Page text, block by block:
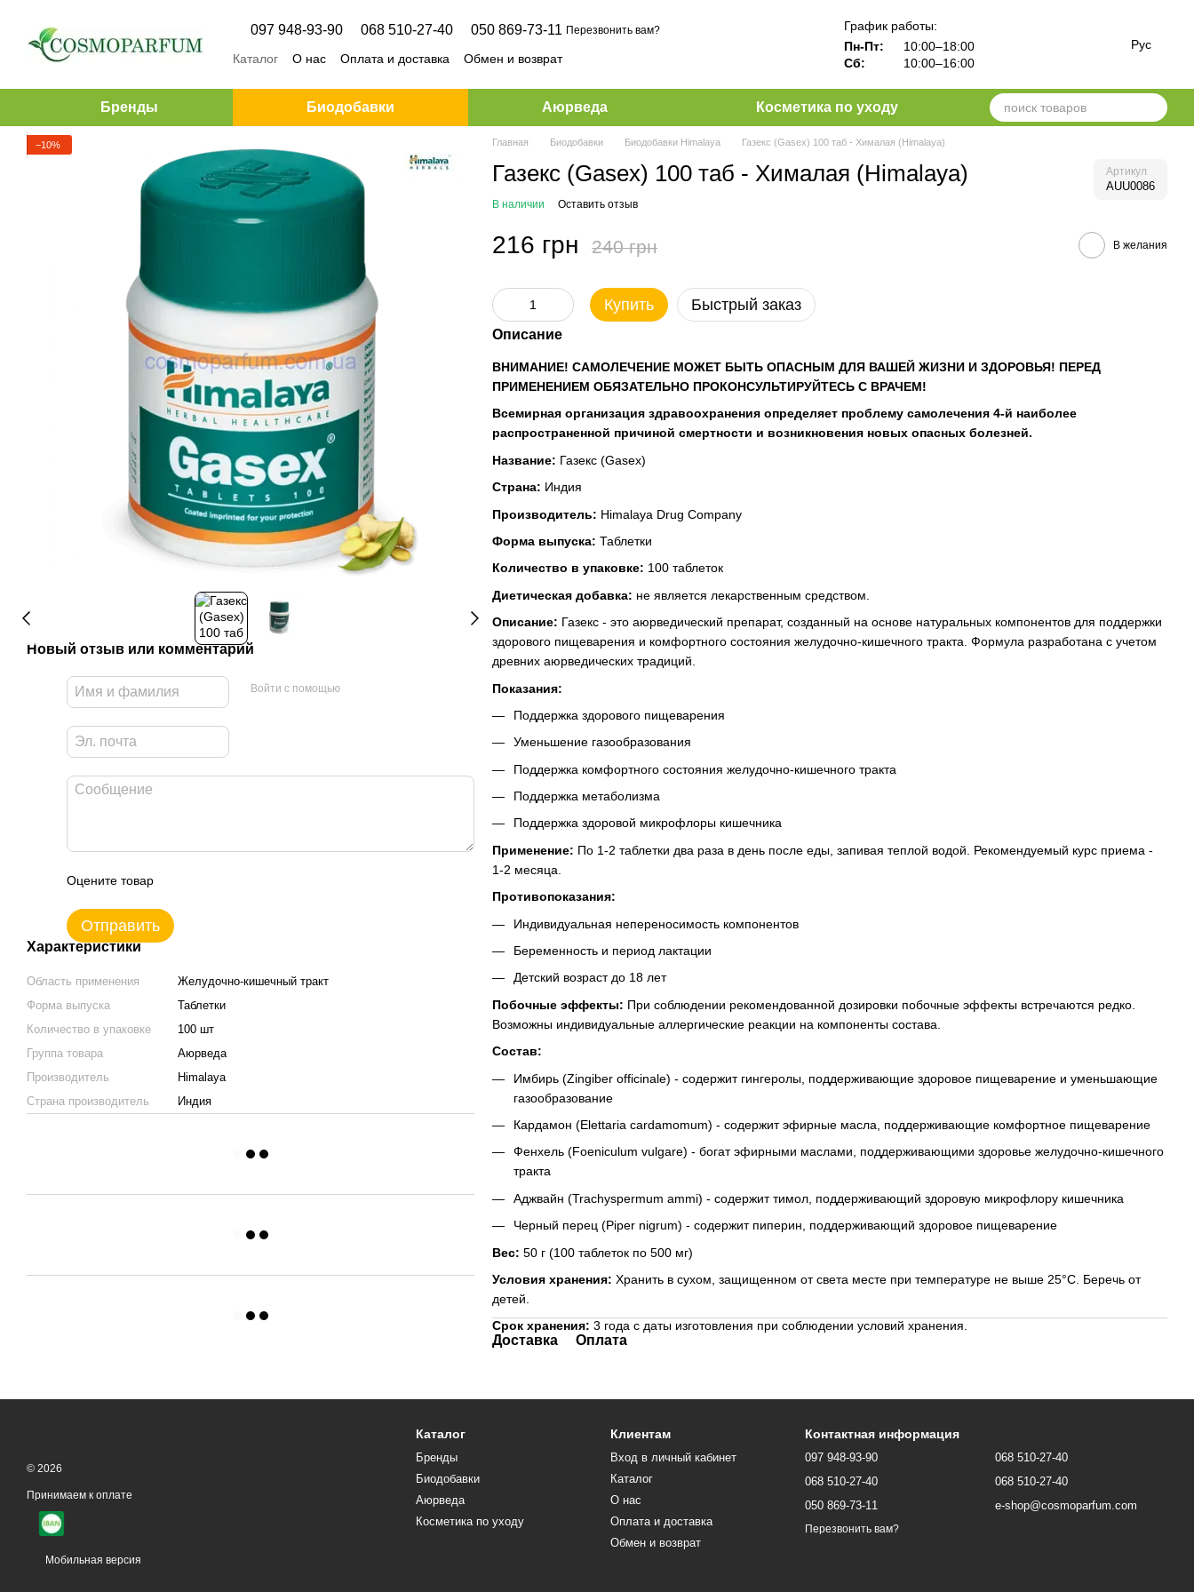
097 948-93-90 068 510-27-40 050 869-73-11 Перезвонить вам?
Каталог О нас Оплата и доставка Обмен и возврат
График работы:
Пн-Пт:
10:00–18:00
Сб:
10:00–16:00
Рус
Бренды Биодобавки Аюрведа Косметика по уходу
−10%
Новый отзыв или комментарий
Войти с помощью
Оцените товар
Отправить
Характеристики
Область применения
Желудочно-кишечный тракт
Форма выпуска
Таблетки
Количество в упаковке
100 шт
Группа товара
Аюрведа
Производитель
Himalaya
Страна производитель
Индия
Главная Биодобавки Биодобавки Himalaya Газекс (Gasex) 100 таб - Хималая (Himalaya)
Газекс (Gasex) 100 таб - Хималая (Himalaya) Артикул
AUU0086
В наличии Оставить отзыв
216 грн 240 грн В желания
Купить Быстрый заказ
Описание
ВНИМАНИЕ! САМОЛЕЧЕНИЕ МОЖЕТ БЫТЬ ОПАСНЫМ ДЛЯ ВАШЕЙ ЖИЗНИ И ЗДОРОВЬЯ! ПЕРЕД
ПРИМЕНЕНИЕМ ОБЯЗАТЕЛЬНО ПРОКОНСУЛЬТИРУЙТЕСЬ С ВРАЧЕМ!
Всемирная организация здравоохранения определяет проблему самолечения 4-й наиболее
распространенной причиной смертности и возникновения новых опасных болезней.
Название: Газекс (Gasex)
Страна: Индия
Производитель: Himalaya Drug Company
Форма выпуска: Таблетки
Количество в упаковке: 100 таблеток
Диетическая добавка: не является лекарственным средством.
Описание: Газекс - это аюрведический препарат, созданный на основе натуральных компонентов для поддержки
здорового пищеварения и комфортного состояния желудочно-кишечного тракта. Формула разработана с учетом
древних аюрведических традиций.
Показания:
Поддержка здорового пищеварения
Уменьшение газообразования
Поддержка комфортного состояния желудочно-кишечного тракта
Поддержка метаболизма
Поддержка здоровой микрофлоры кишечника
Применение: По 1-2 таблетки два раза в день после еды, запивая теплой водой. Рекомендуемый курс приема -
1-2 месяца.
Противопоказания:
Индивидуальная непереносимость компонентов
Беременность и период лактации
Детский возраст до 18 лет
Побочные эффекты: При соблюдении рекомендованной дозировки побочные эффекты встречаются редко.
Возможны индивидуальные аллергические реакции на компоненты состава.
Состав:
Имбирь (Zingiber officinale) - содержит гингеролы, поддерживающие здоровое пищеварение и уменьшающие
газообразование
Кардамон (Elettaria cardamomum) - содержит эфирные масла, поддерживающие комфортное пищеварение
Фенхель (Foeniculum vulgare) - богат эфирными маслами, поддерживающими здоровье желудочно-кишечного
тракта
Аджвайн (Trachyspermum ammi) - содержит тимол, поддерживающий здоровую микрофлору кишечника
Черный перец (Piper nigrum) - содержит пиперин, поддерживающий здоровое пищеварение
Вес: 50 г (100 таблеток по 500 мг)
Условия хранения: Хранить в сухом, защищенном от света месте при температуре не выше 25°С. Беречь от
детей.
Срок хранения: 3 года с даты изготовления при соблюдении условий хранения.
Доставка Оплата
© 2026
Принимаем к оплате
Мобильная версия
Каталог
Бренды
Биодобавки
Аюрведа
Косметика по уходу
Клиентам
Вход в личный кабинет
Каталог
О нас
Оплата и доставка
Обмен и возврат
Контактная информация
097 948-93-90
068 510-27-40
050 869-73-11
Перезвонить вам?
068 510-27-40
068 510-27-40
e-shop@cosmoparfum.com